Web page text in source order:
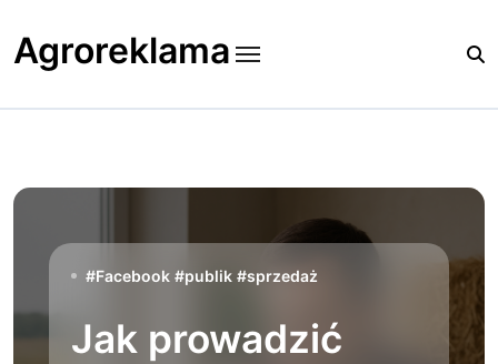
content
Agroreklama
#Facebook #publik #sprzedaż
Jak prowadzić